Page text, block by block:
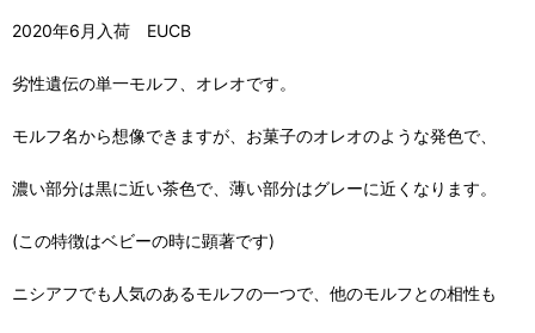
2020年6月入荷 EUCB
劣性遺伝の単一モルフ、オレオです。
モルフ名から想像できますが、お菓子のオレオのような発色で、
濃い部分は黒に近い茶色で、薄い部分はグレーに近くなります。
(この特徴はベビーの時に顕著です)
ニシアフでも人気のあるモルフの一つで、他のモルフとの相性も